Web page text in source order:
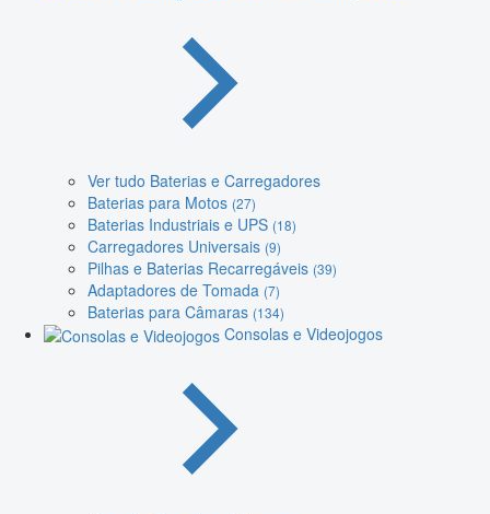
Ver tudo Baterias e Carregadores
Baterias para Motos (27)
Baterias Industriais e UPS (18)
Carregadores Universais (9)
Pilhas e Baterias Recarregáveis (39)
Adaptadores de Tomada (7)
Baterias para Câmaras (134)
Consolas e Videojogos